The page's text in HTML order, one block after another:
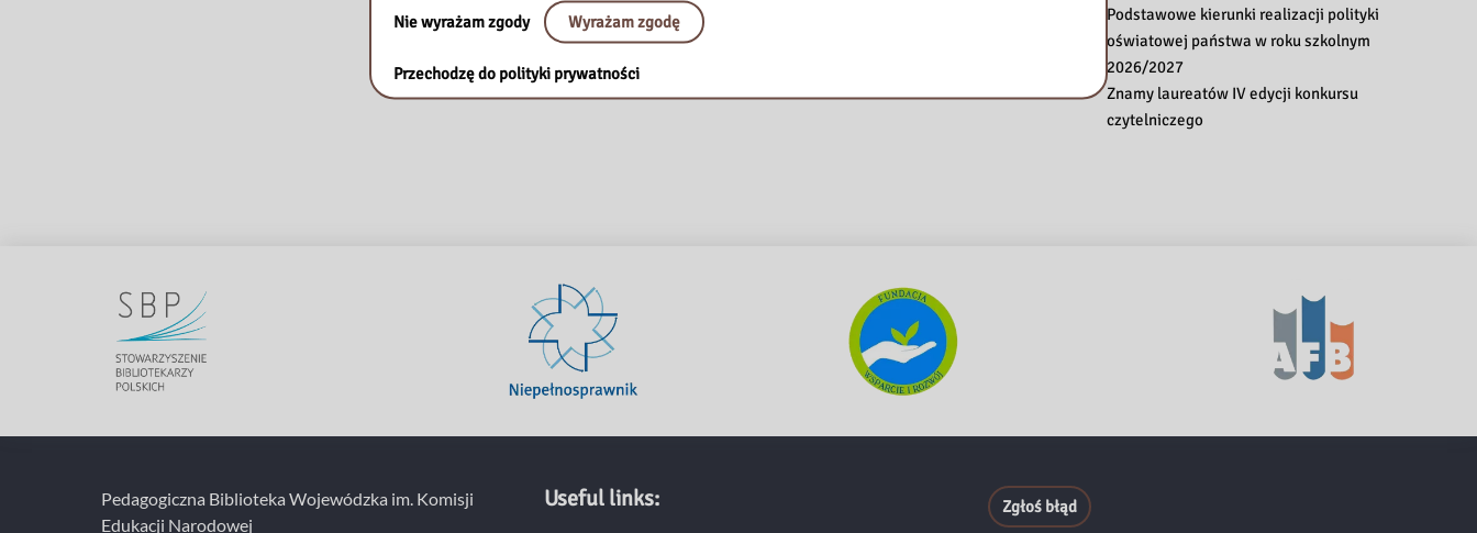
Podstawowe kierunki realizacji polityki
oświatowej państwa w roku szkolnym
2026/2027
Znamy laureatów IV edycji konkursu
czytelniczego
Pedagogiczna Biblioteka Wojewódzka im. Komisji
Edukacji Narodowej
Useful links: Zgłoś błąd
Nie wyrażam zgody Wyrażam zgodę
Przechodzę do polityki prywatności